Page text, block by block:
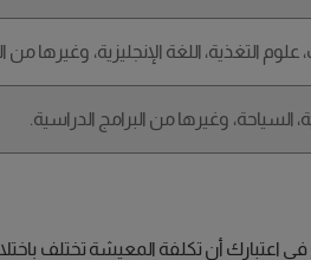
التغذية، اللغة الإنجليزية، وغيرها من
السياحة، وغيرها من البرامج الدراسية.
اعتبارك أن تكلفة المعيشة تختلف